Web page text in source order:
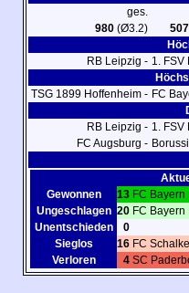
ges.
980(Ø3.2) 507
RB Leipzig - 1. FSV
TSG 1899 Hoffenheim - FC
RB Leipzig - 1. FSV
FC Augsburg -
Gewonnen
13 FC
Ungeschlagen 20 FC
Unentschieden
0
Sieglos
16 FC
Verloren
4 SC